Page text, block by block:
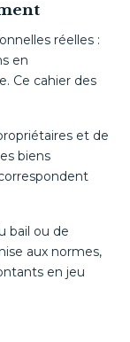
réelles :
en
Ce cahier des
et de
biens
bail ou de
aux normes,
en jeu